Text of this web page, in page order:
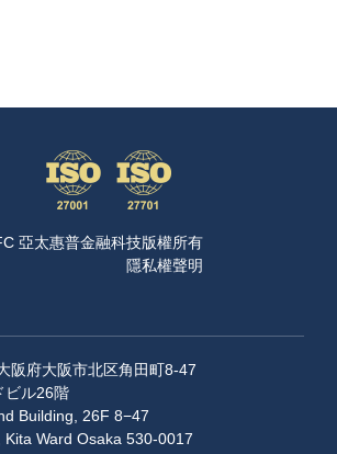
亞太惠普金融科技版權所有
隱私權聲明
阪府大阪市北区角田町8-47
ビル26階
Building, 26F 8−47
Kita Ward Osaka 530-0017